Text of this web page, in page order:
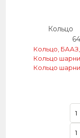
Кольцо
Кольцо,
Кольцо
Кольцо